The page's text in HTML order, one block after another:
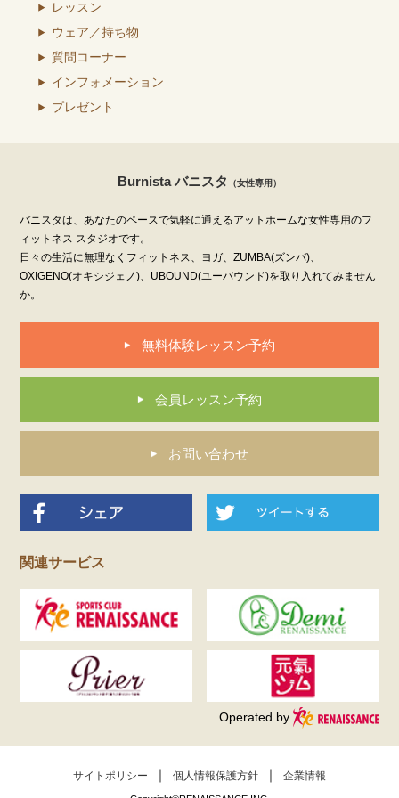
レッスン
ウェア／持ち物
質問コーナー
インフォメーション
プレゼント
Burnista バニスタ （女性専用）
バニスタは、あなたのペースで気軽に通えるアットホームな女性専用のフ
ィットネス スタジオです。
日々の生活に無理なくフィットネス、ヨガ、ZUMBA(ズンバ)、
OXIGENO(オキシジェノ)、UBOUND(ユーバウンド)を取り入れてみません
か。
無料体験レッスン予約
会員レッスン予約
お問い合わせ
関連サービス
Operated by
サイトポリシー 個人情報保護方針 企業情報